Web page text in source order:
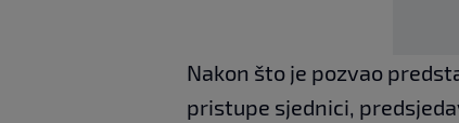
Nakon što je pozvao
pristupe sjednici,